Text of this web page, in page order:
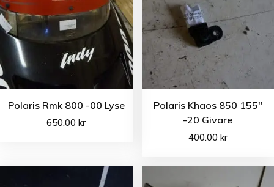
Polaris Rmk 800 -00 Lyse
650.00kr
Polaris Khaos 850 155″
-20 Givare
400.00 kr